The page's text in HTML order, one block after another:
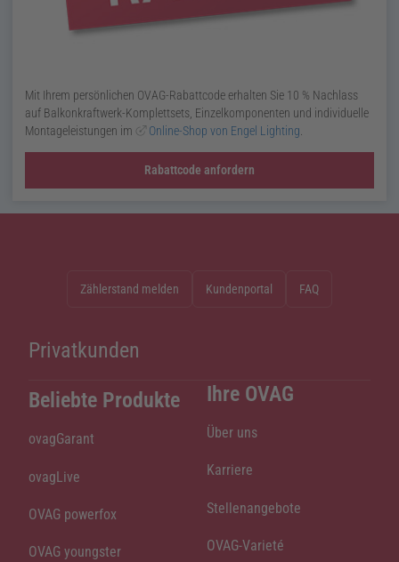
Mit Ihrem persönlichen OVAG-Rabatt­code erhalten Sie 10 % Nachlass
auf Balkon­kraft­werk-Komplett­sets, Einzel­kompo­nenten und individuelle
Montage­leistungen im
Online-Shop von Engel Lighting.
Rabattcode anfordern
Zählerstand melden Kundenportal FAQ
Privatkunden
Beliebte Produkte
ovagGarant
ovagLive
OVAG powerfox
OVAG youngster
Ihre OVAG
Über uns
Karriere
Stellenangebote
OVAG-Varieté